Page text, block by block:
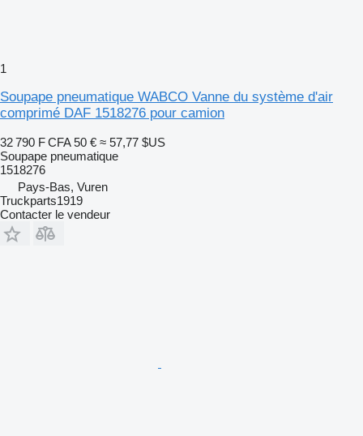
1
Soupape pneumatique WABCO Vanne du système d'air
comprimé DAF 1518276 pour camion
32 790 F CFA 50 € ≈ 57,77 $US
Soupape pneumatique
1518276
Pays-Bas, Vuren
Truckparts1919
Contacter le vendeur